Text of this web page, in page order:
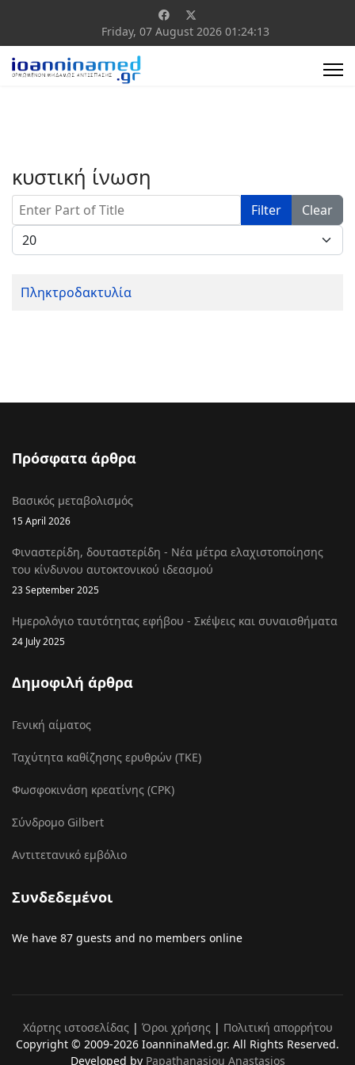
Friday, 07 August 2026 01:24:13
κυστική ίνωση
Enter Part of Title Filter
Clear
Display #
Πληκτροδακτυλία
Πρόσφατα άρθρα
Βασικός μεταβολισμός
15 April 2026
Φιναστερίδη, δουταστερίδη - Νέα μέτρα ελαχιστοποίησης
του κίνδυνου αυτοκτονικού ιδεασμού
23 September 2025
Ημερολόγιο ταυτότητας εφήβου - Σκέψεις και συναισθήματα
24 July 2025
Δημοφιλή άρθρα
Γενική αίματος
Ταχύτητα καθίζησης ερυθρών (ΤΚΕ)
Φωσφοκινάση κρεατίνης (CPK)
Σύνδρομο Gilbert
Αντιτετανικό εμβόλιο
Συνδεδεμένοι
We have 87 guests and no members online
Χάρτης ιστοσελίδας| Όροι χρήσης| Πολιτική απορρήτου
Copyright © 2009-2026 IoanninaMed.gr. All Rights Reserved.
Developed by Papathanasiou Anastasios